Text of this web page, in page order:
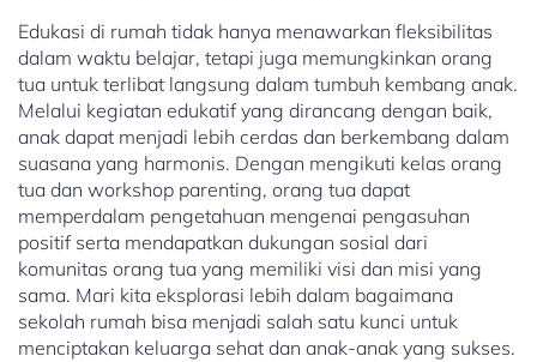
Edukasi di rumah tidak hanya menawarkan fleksibilitas
dalam waktu belajar, tetapi juga memungkinkan orang
tua untuk terlibat langsung dalam tumbuh kembang anak.
Melalui kegiatan edukatif yang dirancang dengan baik,
anak dapat menjadi lebih cerdas dan berkembang dalam
suasana yang harmonis. Dengan mengikuti kelas orang
tua dan workshop parenting, orang tua dapat
memperdalam pengetahuan mengenai pengasuhan
positif serta mendapatkan dukungan sosial dari
komunitas orang tua yang memiliki visi dan misi yang
sama. Mari kita eksplorasi lebih dalam bagaimana
sekolah rumah bisa menjadi salah satu kunci untuk
menciptakan keluarga sehat dan anak-anak yang sukses.